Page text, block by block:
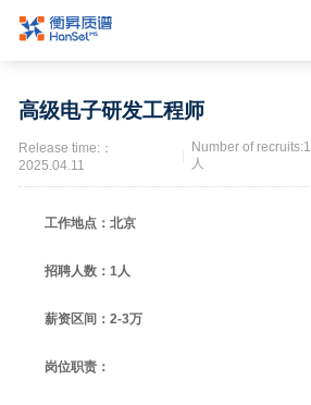
高级电子研发工程师
Release time:：
2025.04.11
Number of recruits:1
人
工作地点：北京
招聘人数：1人
薪资区间：2-3万
岗位职责：